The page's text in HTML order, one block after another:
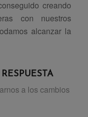
creando
con nuestros
alcanzar la
a los cambios